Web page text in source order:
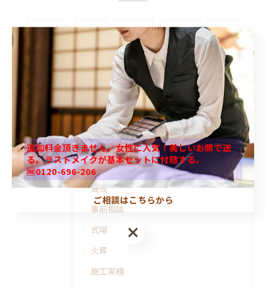
#八王子 #葬儀 #一日葬 #花祭壇
#仏式
#後悔しない
#家族葬 #市営斎場
カテゴリー Categories
全てのカテゴリー
直葬
通夜
事前相談
式場
火葬
施工実績
追加料金頂きません。女性に人気！美しいお顔で送
る。ラストメイクが基本セットに付随する。
🆓0120-696-206
ご相談はこちらから